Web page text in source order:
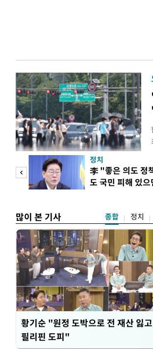
정치
李 "좋은 의도 정
도 국민 피해 있으
많이 본 기사 종합 정치
황기순 "원정 도박으로 전 재산 잃고
필리핀 도피"